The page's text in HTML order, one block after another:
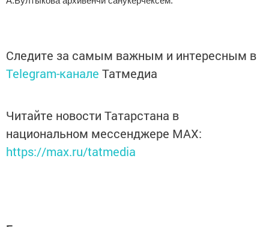
Следите за самым важным и интересным в
Telegram-канале Татмедиа
Читайте новости Татарстана в
национальном мессенджере MАХ:
https://max.ru/tatmedia